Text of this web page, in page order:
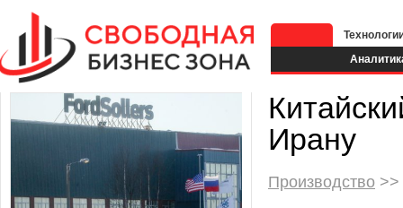
Ирану
Производство >>